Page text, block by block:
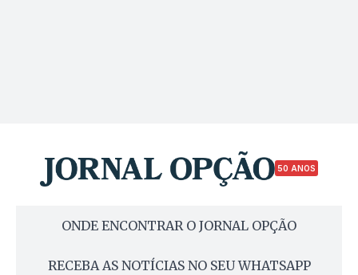
50 ANOS
ONDE ENCONTRAR O JORNAL OPÇÃO
RECEBA AS NOTÍCIAS NO SEU WHATSAPP